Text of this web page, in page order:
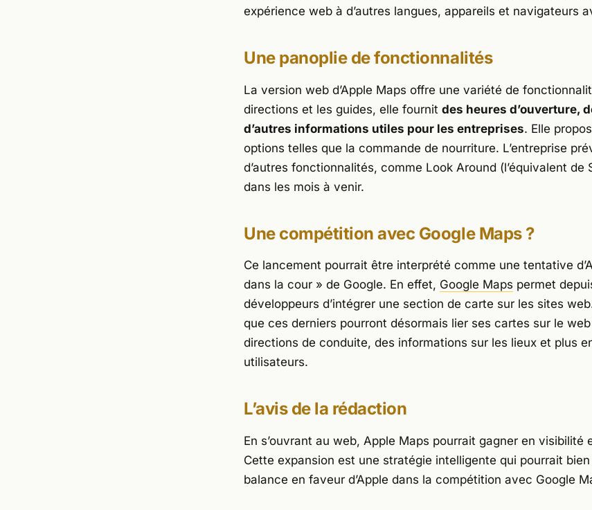
expérience web à d’autres langues, appareils et navigateurs
Une panoplie de fonctionnalités
La version web d’Apple Maps offre une variété de
directions et les guides, elle fournit des heures d’ouverture,
d’autres informations utiles pour les entreprises. Elle
options telles que la commande de nourriture. L’entreprise
d’autres fonctionnalités, comme Look Around (l’équivalent de
dans les mois à venir.
Une compétition avec Google Maps ?
Ce lancement pourrait être interprété comme une tentative
dans la cour » de Google. En effet, Google Maps permet
développeurs d’intégrer une section de carte sur les sites
que ces derniers pourront désormais lier ses cartes sur le
directions de conduite, des informations sur les lieux et plus
utilisateurs.
L’avis de la rédaction
En s’ouvrant au web, Apple Maps pourrait gagner en visibilité
Cette expansion est une stratégie intelligente qui pourrait
balance en faveur d’Apple dans la compétition avec Google